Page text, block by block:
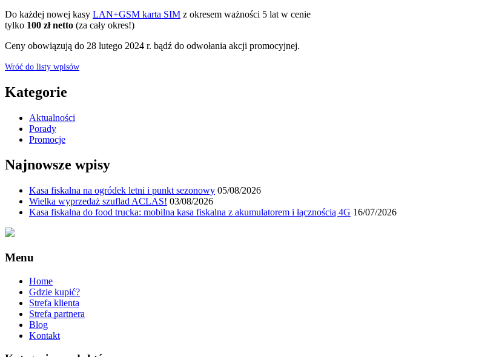
Do każdej nowej kasy LAN+GSM karta SIM z okresem ważności 5 lat w cenie
tylko 100 zł netto (za cały okres!)
Ceny obowiązują do 28 lutego 2024 r. bądź do odwołania akcji promocyjnej.
Wróć do listy wpisów
Kategorie
Aktualności
Porady
Promocje
Najnowsze wpisy
Kasa fiskalna na ogródek letni i punkt sezonowy 05/08/2026
Wielka wyprzedaż szuflad ACLAS! 03/08/2026
Kasa fiskalna do food trucka: mobilna kasa fiskalna z akumulatorem i łącznością 4G 16/07/2026
Menu
Home
Gdzie kupić?
Strefa klienta
Strefa partnera
Blog
Kontakt